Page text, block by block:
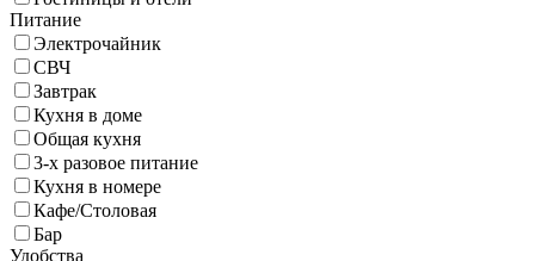
Питание
Электрочайник
СВЧ
Завтрак
Кухня в доме
Общая кухня
3-х разовое питание
Кухня в номере
Кафе/Столовая
Бар
Удобства